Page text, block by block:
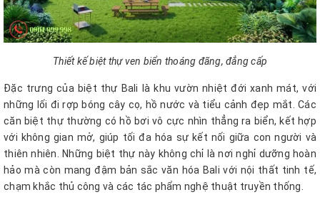
Thiết kế biệt thự ven biển thoáng đãng, đẳng cấp
Đặc trưng của biệt thự Bali là khu vườn nhiệt đới xanh mát, với
những lối đi rợp bóng cây cọ, hồ nước và tiểu cảnh đẹp mắt. Các
căn biệt thự thường có hồ bơi vô cực nhìn thẳng ra biển, kết hợp
với không gian mở, giúp tối đa hóa sự kết nối giữa con người và
thiên nhiên. Những biệt thự này không chỉ là nơi nghỉ dưỡng hoàn
hảo mà còn mang đậm bản sắc văn hóa Bali với nội thất tinh tế,
chạm khắc thủ công và các tác phẩm nghệ thuật truyền thống.